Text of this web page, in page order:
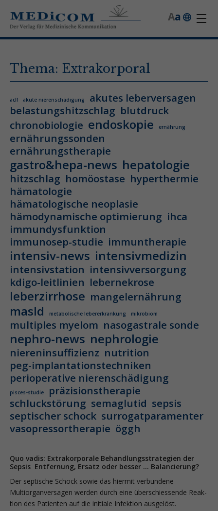
a
A
Thema: Extrakorporal
aclf akute nierenschädigung
akutes leberversagen
belastungshitzschlag blutdruck
chronobiologie endoskopie ernährung
ernährungssonden
ernährungstherapie
gastro&hepa-news hepatologie
hitzschlag homöostase hyperthermie
hämatologie
hämatologische neoplasie
hämodynamische optimierung ihca
immundysfunktion
immunosep-studie immuntherapie
intensiv-news intensivmedizin
intensivstation intensivversorgung
kdigo-leitlinien lebernekrose
leberzirrhose mangelernährung
masld metabolische lebererkrankung mikrobiom
multiples myelom nasogastrale sonde
nephro-news nephrologie
niereninsuffizienz nutrition
peg-implantationstechniken
perioperative nierenschädigung
pisces-studie
präzisionstherapie
schluckstörung semaglutid sepsis
septischer schock surrogatparamenter
vasopressortherapie öggh
Quo vadis: Extrakorporale Behandlungsstrategien der
Sepsis Entfernung, Ersatz oder besser … Balancierung?
Der septische Schock sowie das hiermit verbundene
Multiorganversagen werden durch eine überschiessende Reak­
tion des Patienten auf die initiale Infektion ausgelöst.